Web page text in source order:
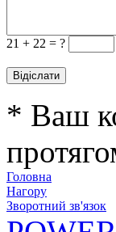
21 + 22 = ?
* Ваш
Головна
Нагору
Зворотний зв'язок